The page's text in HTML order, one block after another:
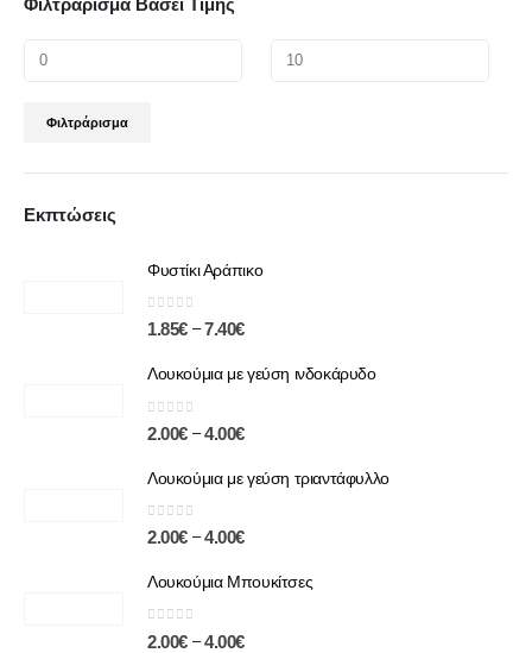
Φιλτράρισμα
Εκπτώσεις
Φυστίκι Αράπικο
0 out of 5
1.85€ – 7.40€
Λουκούμια με γεύση ινδοκάρυδο
0out of 5
2.00€ – 4.00€
Λουκούμια με γεύση τριαντάφυλλο
0out of 5
2.00€ – 4.00€
Λουκούμια Μπουκίτσες
0out of 5
2.00€ – 4.00€